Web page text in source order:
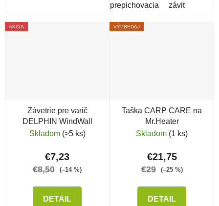
prepichovacia závit
AKCIA
Závetrie pre varič
DELPHIN WindWall
Skladom (>5 ks)
€7,23
€8,50 (–14 %)
DETAIL
VÝPREDAJ
Taška CARP CARE na
Mr.Heater
Skladom (1 ks)
€21,75
€29 (–25 %)
DETAIL